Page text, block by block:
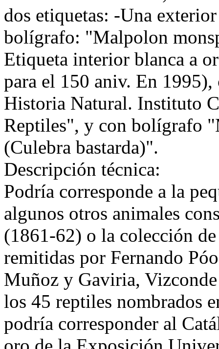
dos etiquetas: -Una
bolígrafo: "Malpolon
Etiqueta interior blanca a
para el 150 aniv. En
Historia Natural. Instituto
Reptiles", y con bolígrafo
(Culebra bastarda)".
Descripción técnica:
Podría corresponde a la
algunos otros animales
(1861-62) o la colección
remitidas por Fernando
Muñoz y Gaviria, Vizconde
los 45 reptiles nombrados
podría corresponder al